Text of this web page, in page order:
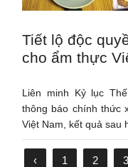
Tiết lộ độc
cho ẩm thực
Liên minh Kỷ lục
thông báo chính thức
Việt Nam, kết quả sau
‹ 1 2 3